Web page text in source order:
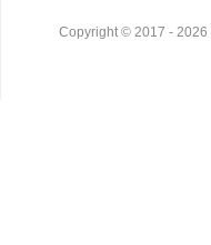
Copyright © 2017 - 2026